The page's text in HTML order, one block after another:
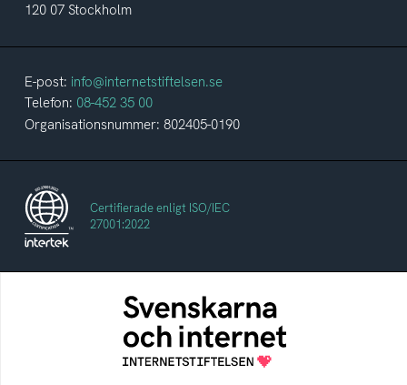
120 07 Stockholm
E-post: info@internetstiftelsen.se
Telefon: 08-452 35 00
Organisationsnummer: 802405-0190
Certifierade enligt ISO/IEC
27001:2022
Svenskarna och internet
En årlig studie av svenska folkets
internetvanor